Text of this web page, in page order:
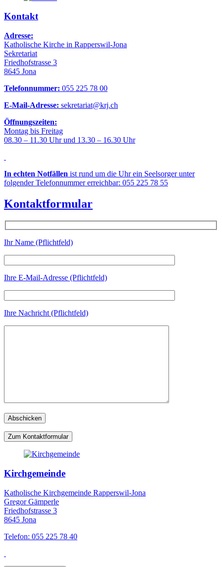
Kontakt
Adresse:
Katholische Kirche in Rapperswil-Jona
Sekretariat
Friedhofstrasse 3
8645 Jona
Telefonnummer: 055 225 78 00
E-Mail-Adresse: sekretariat@krj.ch
Öffnungszeiten:
Montag bis Freitag
08.30 – 11.30 Uhr und 13.30 – 16.30 Uhr
In echten Notfällen ist rund um die Uhr ein Seelsorger unter
folgender Telefonnummer erreichbar: 055 225 78 55
Kontaktformular
Ihr Name (Pflichtfeld)
Ihre E-Mail-Adresse (Pflichtfeld)
Ihre Nachricht (Pflichtfeld)
Zum Kontaktformular
Kirchgemeinde
Katholische Kirchgemeinde Rapperswil-Jona
Gregor Gämperle
Friedhofstrasse 3
8645 Jona
Telefon: 055 225 78 40